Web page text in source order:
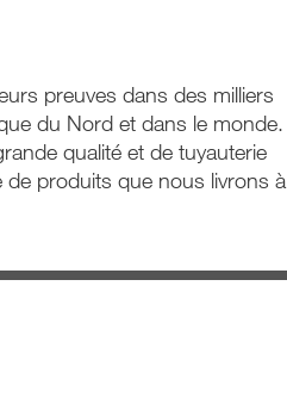
preuves dans des milliers
du Nord et dans le monde.
qualité et de tuyauterie
produits que nous livrons à